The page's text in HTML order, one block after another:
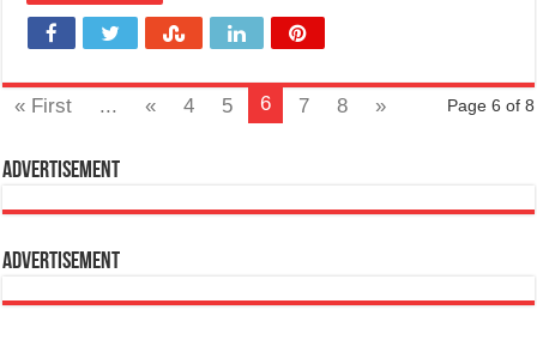
Page 6 of 8
« First ... « 4 5 6 7 8 »
Advertisement
Advertisement